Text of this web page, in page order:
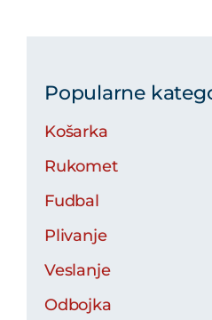
Popularne
Košarka
Rukomet
Fudbal
Plivanje
Veslanje
Odbojka